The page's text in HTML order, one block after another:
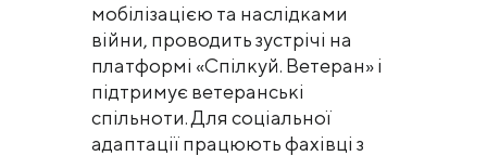
мобілізацією та наслідками
війни, проводить зустрічі на
платформі «Спілкуй. Ветеран» і
підтримує ветеранські
спільноти. Для соціальної
адаптації працюють фахівці з